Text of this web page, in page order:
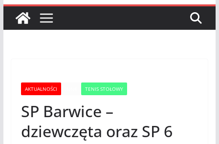
AKTUALNOŚCI TENIS STOŁOWY
SP Barwice –
dziewczęta oraz SP 6